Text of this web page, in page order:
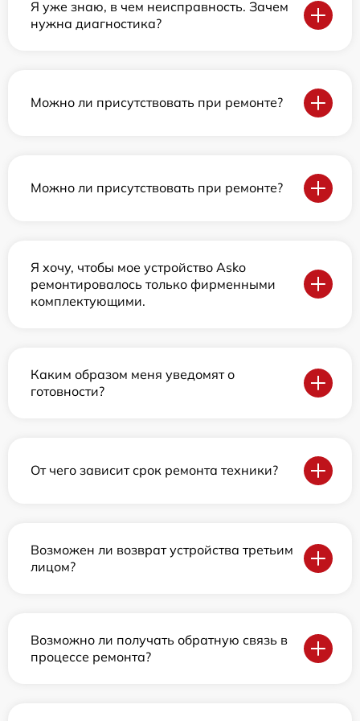
Я уже знаю, в чем неисправность. Зачем
нужна диагностика?
Можно ли присутствовать при ремонте?
Можно ли присутствовать при ремонте?
Я хочу, чтобы мое устройство Asko
ремонтировалось только фирменными
комплектующими.
Каким образом меня уведомят о
готовности?
От чего зависит срок ремонта техники?
Возможен ли возврат устройства третьим
лицом?
Возможно ли получать обратную связь в
процессе ремонта?